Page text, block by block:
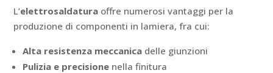
L’elettrosaldatura offre numerosi vantaggi per la
produzione di componenti in lamiera, fra cui:
Alta resistenza meccanica delle giunzioni
Pulizia e precisione nella finitura